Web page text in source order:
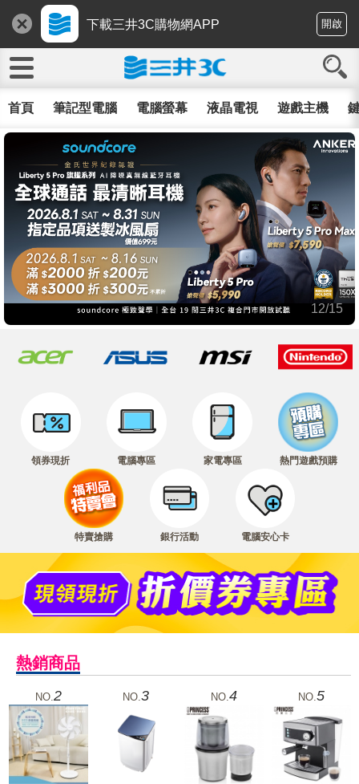
下載三井3C購物網APP 開啟
首頁 筆記型電腦 電腦螢幕 液晶電視 遊戲主機
13/15
領券現折 電腦專區 家電專區 熱門遊戲預購
特賣搶購 銀行活動 電腦安心卡
熱銷商品
NO. 2 NO.3 NO. 4 NO.5